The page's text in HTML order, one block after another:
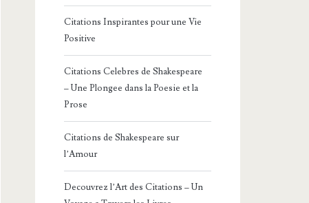
Citations Inspirantes pour une Vie
Positive
Citations Celebres de Shakespeare
– Une Plongee dans la Poesie et la
Prose
Citations de Shakespeare sur
l’Amour
Decouvrez l’Art des Citations – Un